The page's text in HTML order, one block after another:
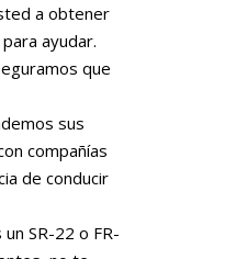
a obtener
ayudar.
que
sus
compañías
de conducir
SR-22 o FR-